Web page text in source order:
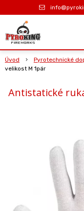
Úvod Pyrotechnické
velikost M 1pár
Antistatické